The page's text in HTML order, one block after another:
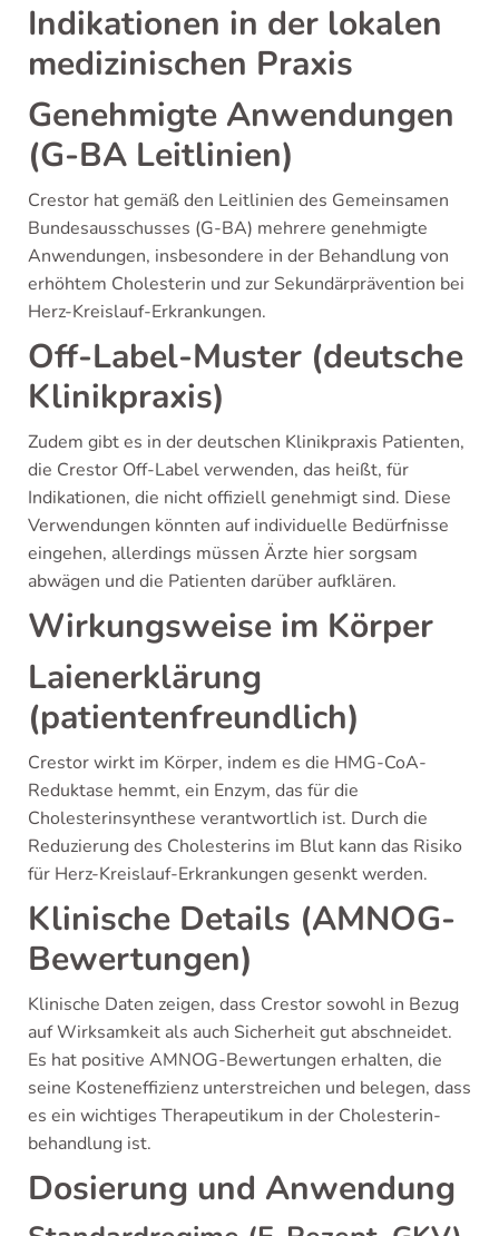
Indikationen in der lokalen
medizinischen Praxis
Genehmigte Anwendungen
(G-BA Leitlinien)
Crestor hat gemäß den Leitlinien des Gemeinsamen
Bundesausschusses (G-BA) mehrere genehmigte
Anwendungen, insbesondere in der Behandlung von
erhöhtem Cholesterin und zur Sekundärprävention bei
Herz-Kreislauf-Erkrankungen.
Off-Label-Muster (deutsche
Klinikpraxis)
Zudem gibt es in der deutschen Klinikpraxis Patienten,
die Crestor Off-Label verwenden, das heißt, für
Indikationen, die nicht offiziell genehmigt sind. Diese
Verwendungen könnten auf individuelle Bedürfnisse
eingehen, allerdings müssen Ärzte hier sorgsam
abwägen und die Patienten darüber aufklären.
Wirkungsweise im Körper
Laienerklärung
(patientenfreundlich)
Crestor wirkt im Körper, indem es die HMG-CoA-
Reduktase hemmt, ein Enzym, das für die
Cholesterinsynthese verantwortlich ist. Durch die
Reduzierung des Cholesterins im Blut kann das Risiko
für Herz-Kreislauf-Erkrankungen gesenkt werden.
Klinische Details (AMNOG-
Bewertungen)
Klinische Daten zeigen, dass Crestor sowohl in Bezug
auf Wirksamkeit als auch Sicherheit gut abschneidet.
Es hat positive AMNOG-Bewertungen erhalten, die
seine Kosteneffizienz unterstreichen und belegen, dass
es ein wichtiges Therapeutikum in der Cholesterin-
behandlung ist.
Dosierung und Anwendung